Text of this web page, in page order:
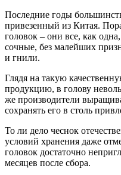
Последние годы
привезенный из Китая.
головок – они все, как
сочные, без малейших
и гнили.
Глядя на такую
продукцию, в голову
же производители
сохранять его в столь
То ли дело чеснок
условий хранения даже
головок достаточно
месяцев после сбора.